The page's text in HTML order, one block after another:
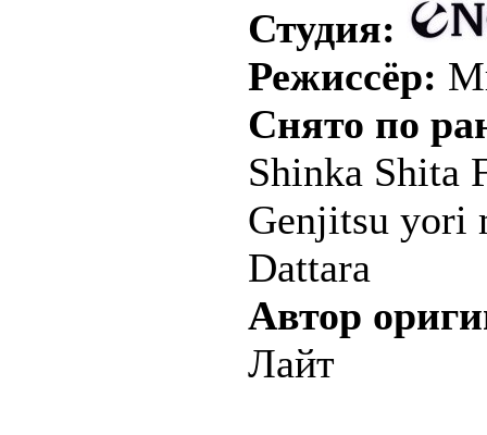
Студия:
Режиссёр:
Снято по
Shinka Shita
Genjitsu yori
Dattara
Автор
Лайт